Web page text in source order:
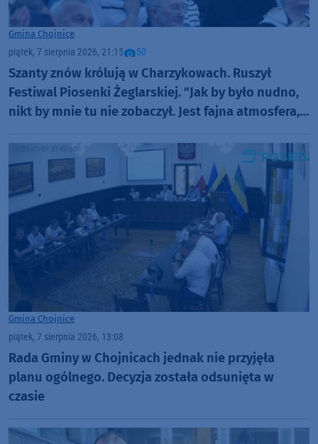
Gmina Chojnice
piątek, 7 sierpnia 2026, 21:15 50
Szanty znów królują w Charzykowach. Ruszył
Festiwal Piosenki Żeglarskiej. "Jak by było nudno,
nikt by mnie tu nie zobaczył. Jest fajna atmosfera,
Gmina Chojnice
piątek, 7 sierpnia 2026, 13:08
Rada Gminy w Chojnicach jednak nie przyjęła
planu ogólnego. Decyzja została odsunięta w
czasie